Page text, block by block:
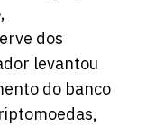
dos
levantou
do banco